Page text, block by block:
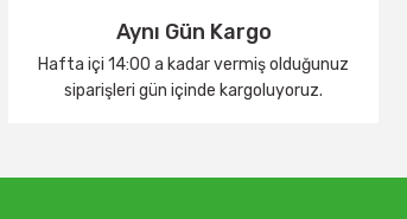
Aynı Gün Kargo
Hafta içi 14:00 a kadar vermiş olduğunuz
siparişleri gün içinde kargoluyoruz.